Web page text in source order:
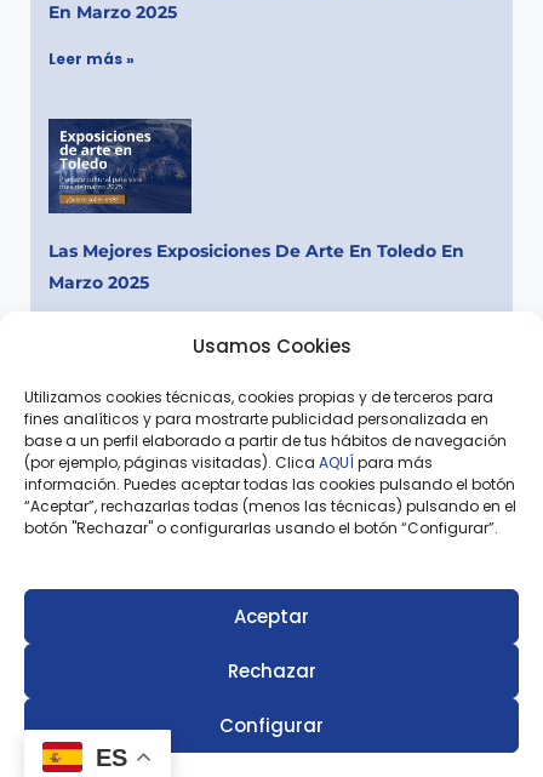
Usamos Cookies
Utilizamos cookies técnicas, cookies propias y de terceros para
fines analíticos y para mostrarte publicidad personalizada en
base a un perfil elaborado a partir de tus hábitos de navegación
(por ejemplo, páginas visitadas). Clica AQUÍ para más
información. Puedes aceptar todas las cookies pulsando el botón
“Aceptar”, rechazarlas todas (menos las técnicas) pulsando en el
botón "Rechazar" o configurarlas usando el botón “Configurar”.
Aceptar
Rechazar
Configurar
En Marzo 2025
Leer más »
Las Mejores Exposiciones De Arte En Toledo En
Marzo 2025
Ant
Artículo Anterior Siguiente Artículo
ES